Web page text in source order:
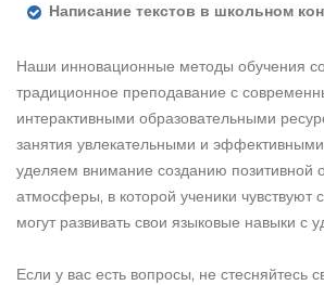
Написание текстов в школьном
Наши инновационные методы обучения
традиционное преподавание с
интерактивными образовательными
занятия увлекательными и
уделяем внимание созданию позитивной
атмосферы, в которой ученики чувствуют
могут развивать свои языковые навыки с
Если у вас есть вопросы, не стесняйтесь